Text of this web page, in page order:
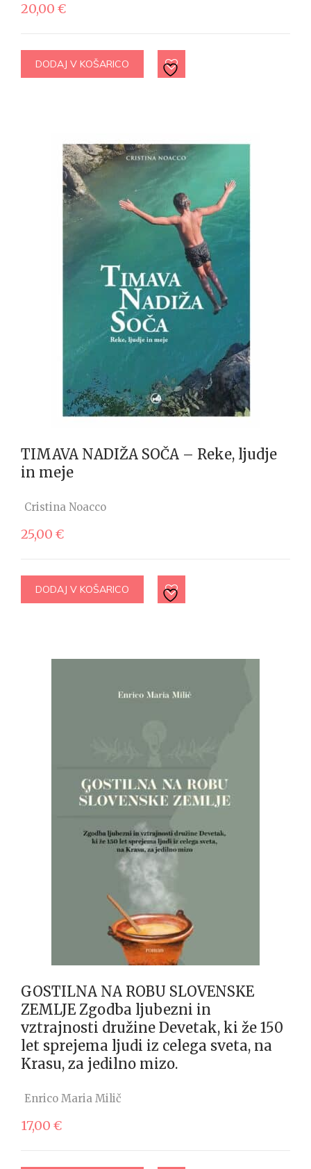
20,00 €
DODAJ V KOŠARICO
TIMAVA NADIŽA SOČA – Reke, ljudje
in meje
Cristina Noacco
25,00 €
DODAJ V KOŠARICO
GOSTILNA NA ROBU SLOVENSKE
ZEMLJE Zgodba ljubezni in
vztrajnosti družine Devetak, ki že 150
let sprejema ljudi iz celega sveta, na
Krasu, za jedilno mizo.
Enrico Maria Milič
17,00 €